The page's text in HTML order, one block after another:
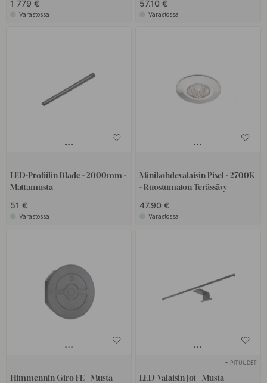
1 779 €
Varastossa
57.10 €
Varastossa
LED-Profiilin Blade - 2000mm -
Mattamusta
51 €
Varastossa
Minikohdevalaisin Pixel - 2700K
- Ruostumaton Terässävy
47.90 €
Varastossa
Himmennin Giro FE - Musta
+ PITUUDET
LED-Valaisin Jot - Musta